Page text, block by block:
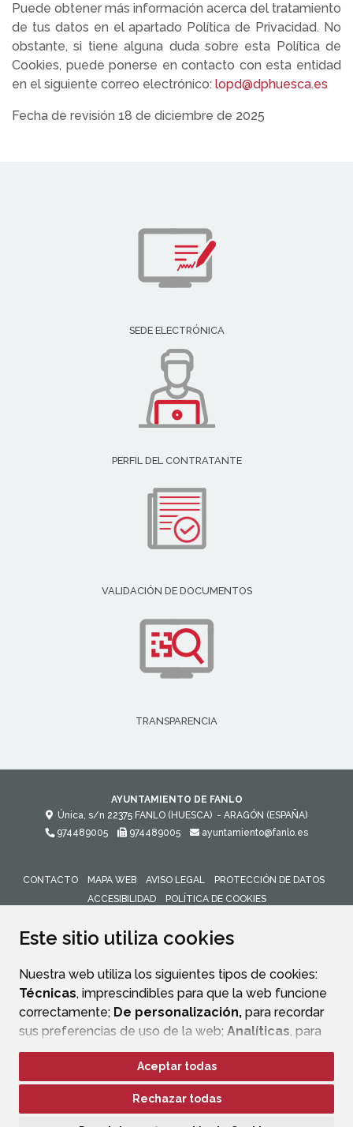
Este sitio utiliza cookies
Nuestra web utiliza los siguientes tipos de cookies:
Técnicas, imprescindibles para que la web funcione
correctamente; De personalización, para recordar
sus preferencias de uso de la web; Analíticas, para
mejorar el funcionamiento de la web y sus servicios.
Si acepta pulsando el botón“Aceptar todas”
consideramos que acepta su uso. Si pulsa el botón
Aceptar todas
Rechazar todas
Puede obtener más información acerca del tratamiento
de tus datos en el apartado Política de Privacidad. No
obstante, si tiene alguna duda sobre esta Política de
Cookies, puede ponerse en contacto con esta entidad
en el siguiente correo electrónico: lopd@dphuesca.es
Fecha de revisión 18 de diciembre de 2025
SEDE ELECTRÓNICA
PERFIL DEL CONTRATANTE
VALIDACIÓN DE DOCUMENTOS
TRANSPARENCIA
AYUNTAMIENTO DE FANLO
Única, s/n 22375 FANLO (HUESCA) - ARAGÓN (ESPAÑA)
974489005
974489005 ayuntamiento@fanlo.es
CONTACTO MAPA WEB AVISO LEGAL
PROTECCIÓN DE DATOS
ACCESIBILIDAD
POLÍTICA DE COOKIES